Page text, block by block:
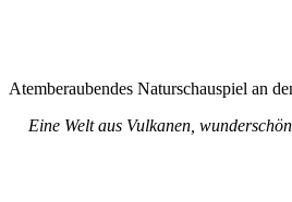
Atemberaubendes Naturschauspiel an
Eine Welt aus Vulkanen,